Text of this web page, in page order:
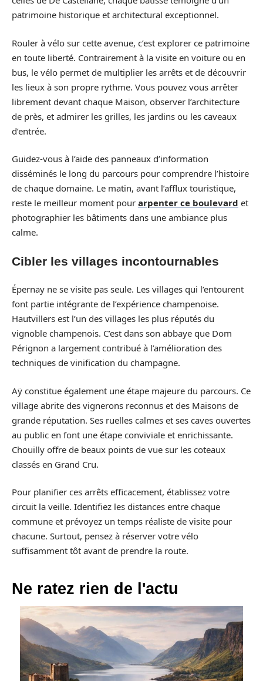
patrimoine historique et architectural exceptionnel.
Rouler à vélo sur cette avenue, c’est explorer ce patrimoine
en toute liberté. Contrairement à la visite en voiture ou en
bus, le vélo permet de multiplier les arrêts et de découvrir
les lieux à son propre rythme. Vous pouvez vous arrêter
librement devant chaque Maison, observer l’architecture
de près, et admirer les grilles, les jardins ou les caveaux
d’entrée.
Guidez-vous à l’aide des panneaux d’information
disséminés le long du parcours pour comprendre l’histoire
de chaque domaine. Le matin, avant l’afflux touristique,
reste le meilleur moment pour arpenter ce boulevard et
photographier les bâtiments dans une ambiance plus
calme.
Cibler les villages incontournables
Épernay ne se visite pas seule. Les villages qui l’entourent
font partie intégrante de l’expérience champenoise.
Hautvillers est l’un des villages les plus réputés du
vignoble champenois. C’est dans son abbaye que Dom
Pérignon a largement contribué à l’amélioration des
techniques de vinification du champagne.
Aÿ constitue également une étape majeure du parcours. Ce
village abrite des vignerons reconnus et des Maisons de
grande réputation. Ses ruelles calmes et ses caves ouvertes
au public en font une étape conviviale et enrichissante.
Chouilly offre de beaux points de vue sur les coteaux
classés en Grand Cru.
Pour planifier ces arrêts efficacement, établissez votre
circuit la veille. Identifiez les distances entre chaque
commune et prévoyez un temps réaliste de visite pour
chacune. Surtout, pensez à réserver votre vélo
suffisamment tôt avant de prendre la route.
Ne ratez rien de l'actu